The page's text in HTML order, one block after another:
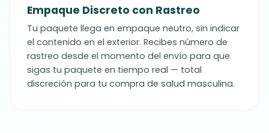
Empaque Discreto con Rastreo
Tu paquete llega en empaque neutro, sin indicar
el contenido en el exterior. Recibes número de
rastreo desde el momento del envío para que
sigas tu paquete en tiempo real — total
discreción para tu compra de salud masculina.